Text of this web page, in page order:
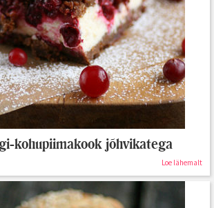
kohupiimakook jõhvikatega
Loe lähemalt